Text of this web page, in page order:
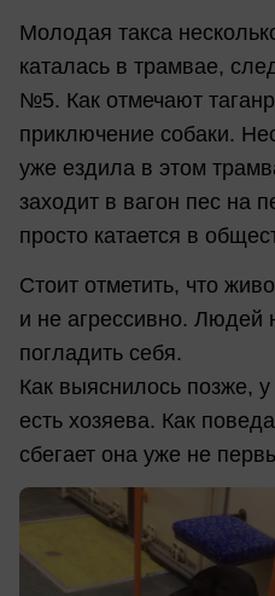
Молодая такса
каталась в трамвае,
№5. Как отмечают
приключение собаки.
уже ездила в этом
заходит в вагон пес на
просто катается в
Стоит отметить, что
и не агрессивно. Людей
погладить себя.
Как выяснилось позже,
есть хозяева. Как
сбегает она уже не